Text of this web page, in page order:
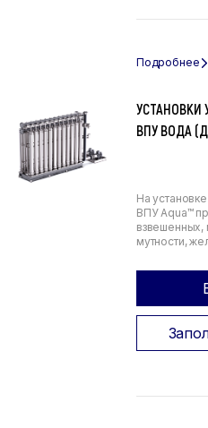
УСТАНОВКИ
ВПУ ВОДА
На
ВПУ Aqua™
взвешенных,
мутности,